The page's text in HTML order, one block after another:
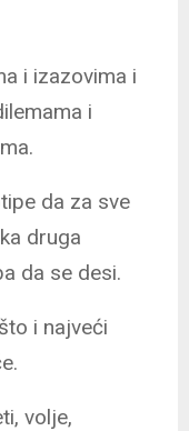
i izazovima i
i
da za sve
druga
da se desi.
i najveći
volje,